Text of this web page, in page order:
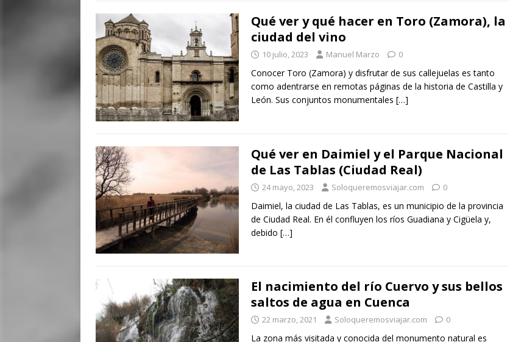
Qué ver y qué hacer en Toro (Zamora), la
ciudad del vino
10 julio, 2023 Manuel Marzo 0
Conocer Toro (Zamora) y disfrutar de sus callejuelas es tanto
como adentrarse en remotas páginas de la historia de Castilla y
León. Sus conjuntos monumentales […]
Qué ver en Daimiel y el Parque Nacional
de Las Tablas (Ciudad Real)
24 mayo, 2023 Soloqueremosviajar.com 0
Daimiel, la ciudad de Las Tablas, es un municipio de la provincia
de Ciudad Real. En él confluyen los ríos Guadiana y Cigüela y,
debido […]
El nacimiento del río Cuervo y sus bellos
saltos de agua en Cuenca
22 marzo, 2021 Soloqueremosviajar.com 0
La zona más visitada y conocida del monumento natural es